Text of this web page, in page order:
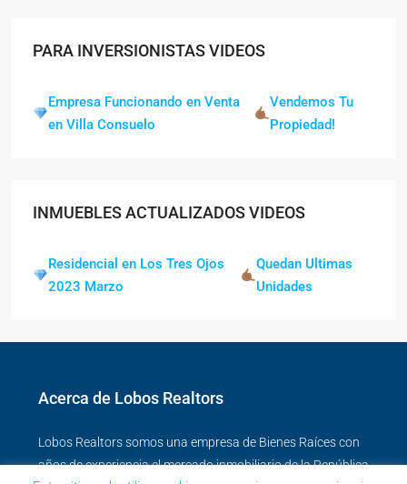
PARA INVERSIONISTAS VIDEOS
Empresa Funcionando en Venta
en Villa Consuelo
Vendemos Tu
Propiedad!
INMUEBLES ACTUALIZADOS VIDEOS
Residencial en Los Tres Ojos
2023 Marzo
Quedan Ultimas
Unidades
Acerca de Lobos Realtors
Lobos Realtors somos una empresa de Bienes Raíces con
años de experiencia el mercado inmobiliario de la República